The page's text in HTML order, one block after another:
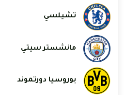
تشيلسي
مانشستر سيتي
بوروسيا دورتموند